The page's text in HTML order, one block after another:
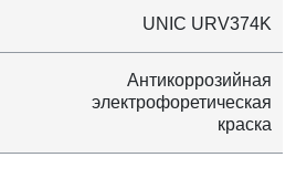
UNIC URV374K
Антикоррозийная
электрофоретическая
краска